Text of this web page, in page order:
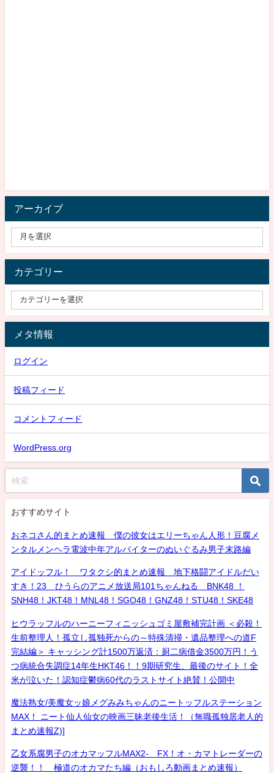
アーカイブ
カテゴリー
メタ情報
ログイン
投稿フィード
コメントフィード
WordPress.org
おすすめサイト
おネコさん的まとめ速報 僕の彼女はエリーちゃん人形！豆腐メ
ンタルメンヘラ電波中年アルバイターのぬいぐるみ男子末路編
アイドッフル！ ワタクシ的まとめ速報 地下格闘アイドルだい
すき！23 ひうらのアニメ放送局101ちゃんねる BNK48 ！
SNH48！JKT48！MNL48！SGO48！GNZ48！STU48！SKE48
ヒウラッフルのハーニーフィニッシュゴミ屋敷補完計画 ＜必殺！
生前整理人！孤立し孤独死からの～特殊清掃・遺品整理への道F
完結編＞ キャッシング計1500万返済：厨二病借金3500万円！う
つ病統合失調症14年生HKT46！！9期研究生、最後のサイト！全
米が泣いた！認知症鬱病60代のラストサイト絶賛！公開中
魔法熟女/美魔女ッ娘メグみみちゃんのニートッフルステーション
MAX！ ニート仙人仙女の映画三昧老後生活！（無職孤独居老人的
まとめ速報Z)]
乙女系腐男子のオカマッフルMAX2- FX！オ・カマトレーダーの
逆襲！！ 極道のオカマたち編（おもしろ動画まとめ速報）